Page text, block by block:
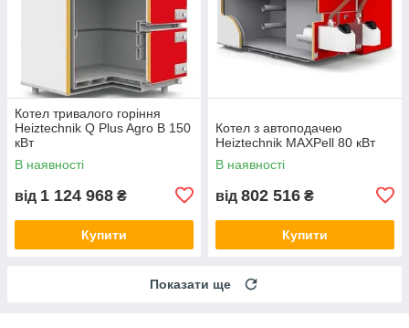
Котел тривалого горіння
Heiztechnik Q Plus Agro B 150
кВт
В наявності
від 1 124 968 ₴
Купити
Котел з автоподачею
Heiztechnik MAXPell 80 кВт
В наявності
від 802 516 ₴
Купити
Показати ще